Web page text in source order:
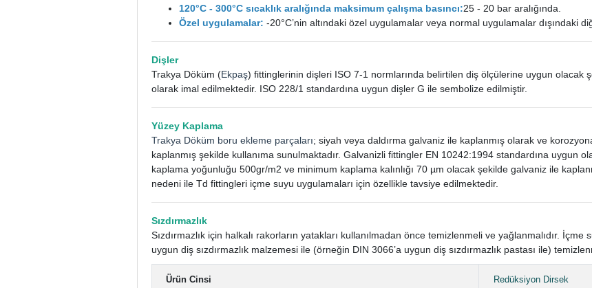
120°C - 300°C sıcaklık aralığında maksimum çalışma basıncı:25 - 20 bar aralığında.
Özel uygulamalar: -20°C’nin altındaki özel uygulamalar veya normal uygulamalar dışındaki
Dişler
Trakya Döküm (Ekpaş) fittinglerinin dişleri ISO 7-1 normlarında belirtilen diş ölçülerine uygun olacak
olarak imal edilmektedir. ISO 228/1 standardına uygun dişler G ile sembolize edilmiştir.
Yüzey Kaplama
Trakya Döküm boru ekleme parçaları; siyah veya daldırma galvaniz ile kaplanmış olarak ve
kaplanmış şekilde kullanıma sunulmaktadır. Galvanizli fittingler EN 10242:1994 standardına uygun
kaplama yoğunluğu 500gr/m2 ve minimum kaplama kalınlığı 70 µm olacak şekilde galvaniz ile
nedeni ile Td fittingleri içme suyu uygulamaları için özellikle tavsiye edilmektedir.
Sızdırmazlık
Sızdırmazlık için halkalı rakorların yatakları kullanılmadan önce temizlenmeli ve yağlanmalıdır.
uygun diş sızdırmazlık malzemesi ile (örneğin DIN 3066’a uygun diş sızdırmazlık pastası ile)
Ürün Cinsi Redüksiyon Dirsek